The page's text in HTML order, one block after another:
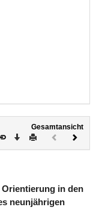
Gesamtansicht
Download
DruckenVorheriges
in den
neunjährigen